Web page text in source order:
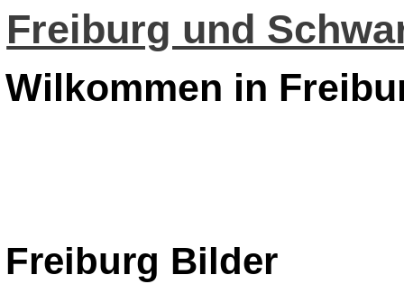
Freiburg und
Wilkommen in
Freiburg Bilder